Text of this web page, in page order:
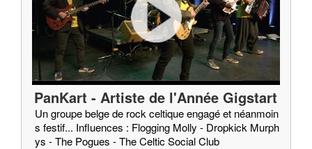
PanKart - Artiste de l'Année Gigstart
er 2020
Un groupe belge de rock celtique engagé et néanmoin
s festif... Influences : Flogging Molly - Dropkick Murph
ys - The Pogues - The Celtic Social Club